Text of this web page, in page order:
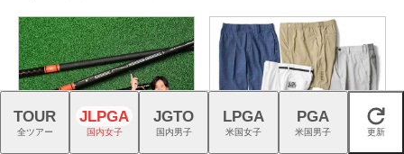
新『TENSEIオレンジ』はドラ 猛暑を乗り切る！ こだわり機
閉じる
TOUR
全ツアー
JLPGA
国内女子
JGTO
国内男子
LPGA
米国女子
PGA
米国男子 更新